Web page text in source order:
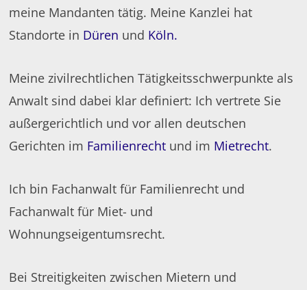
meine Mandanten tätig. Meine Kanzlei hat
Standorte in Düren und Köln.
Meine zivilrechtlichen Tätigkeitsschwerpunkte als
Anwalt sind dabei klar definiert: Ich vertrete Sie
außergerichtlich und vor allen deutschen
Gerichten im Familienrecht und im Mietrecht.
Ich bin Fachanwalt für Familienrecht und
Fachanwalt für Miet- und
Wohnungseigentumsrecht.
Bei Streitigkeiten zwischen Mietern und